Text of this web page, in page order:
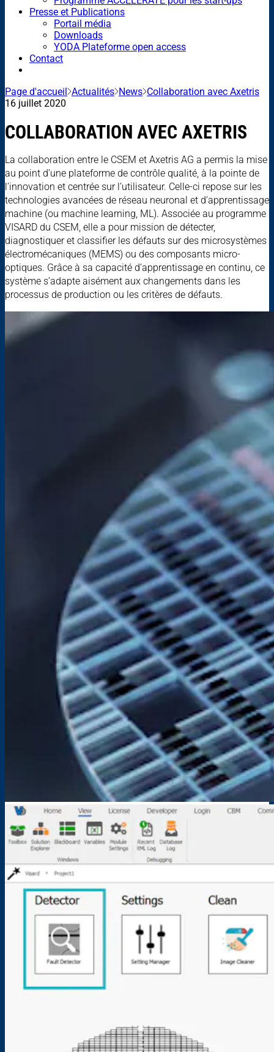
Presse et Publications
Portail média
Downloads
YODA Plateforme open access
Contact
Page d'accueil Actualités News Collaboration avec Axetris
16 juillet 2020
COLLABORATION AVEC AXETRIS
La collaboration entre le CSEM et Axetris AG a permis la mise
au point d’une plateforme de contrôle qualité, à la pointe de
l’innovation et centrée sur l’utilisateur. Celle-ci repose sur les
technologies avancées de réseau neuronal et d’apprentissage
machine (ou machine learning, ML). Associée au programme
VISARD du CSEM, elle a pour mission de détecter,
diagnostiquer et classifier les défauts sur des microsystèmes
électromécaniques (MEMS) ou des composants micro-
optiques. Grâce à sa capacité d’apprentissage en continu, ce
système s’adapte aisément aux changements dans les
processus de production ou les critères de défauts.